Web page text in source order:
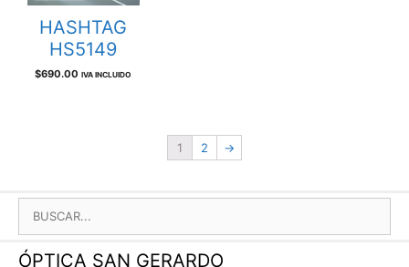
HASHTAG
HS5149
$690.00 IVA INCLUIDO
1 2 →
BUSCAR:
ÓPTICA SAN GERARDO